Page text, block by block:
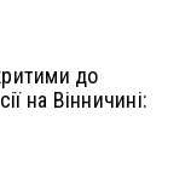
до
на Вінничині: